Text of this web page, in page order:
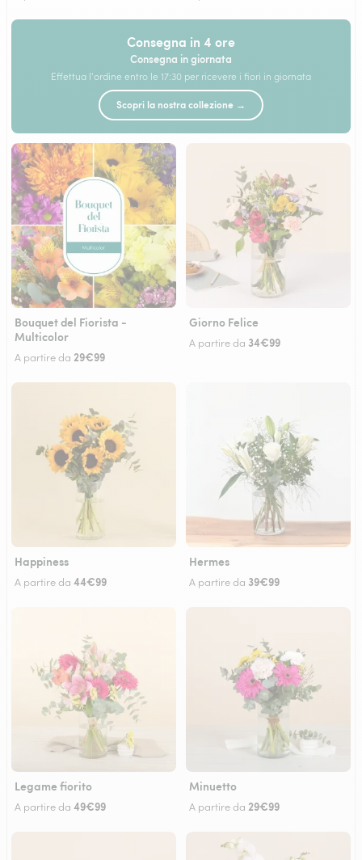
Consegna in 4 ore
Consegna in giornata
Effettua l'ordine entro le 17:30 per ricevere i fiori in giornata
Scopri la nostra collezione →
Bouquet del Fiorista -
Multicolor
A partire da 29€99
Giorno Felice
A partire da 34€99
Happiness
A partire da 44€99
Hermes
A partire da 39€99
Legame fiorito
A partire da 49€99
Minuetto
A partire da 29€99